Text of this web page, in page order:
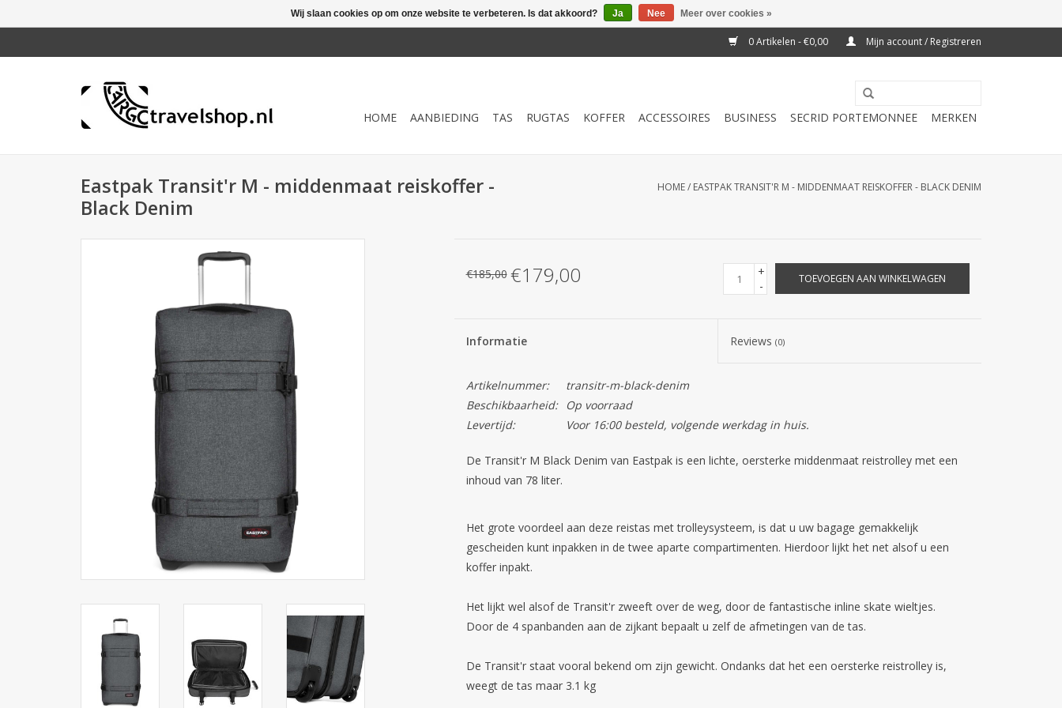
0 Artikelen - €0,00 Mijn account / Registreren
HOME AANBIEDING TAS RUGTAS KOFFER ACCESSOIRES BUSINESS SECRID PORTEMONNEE MERKEN
Eastpak Transit'r M - middenmaat reiskoffer -
Black Denim
HOME/ EASTPAK TRANSIT'R M - MIDDENMAAT REISKOFFER - BLACK DENIM
€185,00 €179,00
+
-
TOEVOEGEN AAN WINKELWAGEN
Informatie Reviews(0)
Artikelnummer:
transitr-m-black-denim
Beschikbaarheid:
Op voorraad
Levertijd:
Voor 16:00 besteld, volgende werkdag in huis.
De Transit'r M Black Denim van Eastpak is een lichte, oersterke middenmaat reistrolley met een
inhoud van 78 liter.
Het grote voordeel aan deze reistas met trolleysysteem, is dat u uw bagage gemakkelijk
gescheiden kunt inpakken in de twee aparte compartimenten. Hierdoor lijkt het net alsof u een
koffer inpakt.
Het lijkt wel alsof de Transit'r zweeft over de weg, door de fantastische inline skate wieltjes.
Door de 4 spanbanden aan de zijkant bepaalt u zelf de afmetingen van de tas.
De Transit'r staat vooral bekend om zijn gewicht. Ondanks dat het een oersterke reistrolley is,
weegt de tas maar 3.1 kg
Wij slaan cookies op om onze website te verbeteren. Is dat akkoord? Ja Nee Meer over cookies »